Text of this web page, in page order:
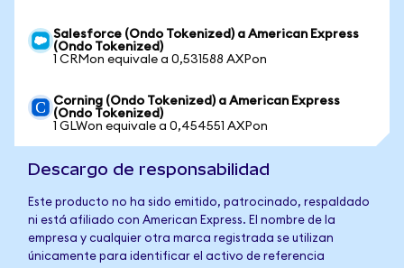
Salesforce (Ondo Tokenized) a American Express
(Ondo Tokenized)
1 CRMon equivale a 0,531588 AXPon
Corning (Ondo Tokenized) a American Express
(Ondo Tokenized)
1 GLWon equivale a 0,454551 AXPon
Descargo de responsabilidad
Este producto no ha sido emitido, patrocinado, respaldado
ni está afiliado con American Express. El nombre de la
empresa y cualquier otra marca registrada se utilizan
únicamente para identificar el activo de referencia